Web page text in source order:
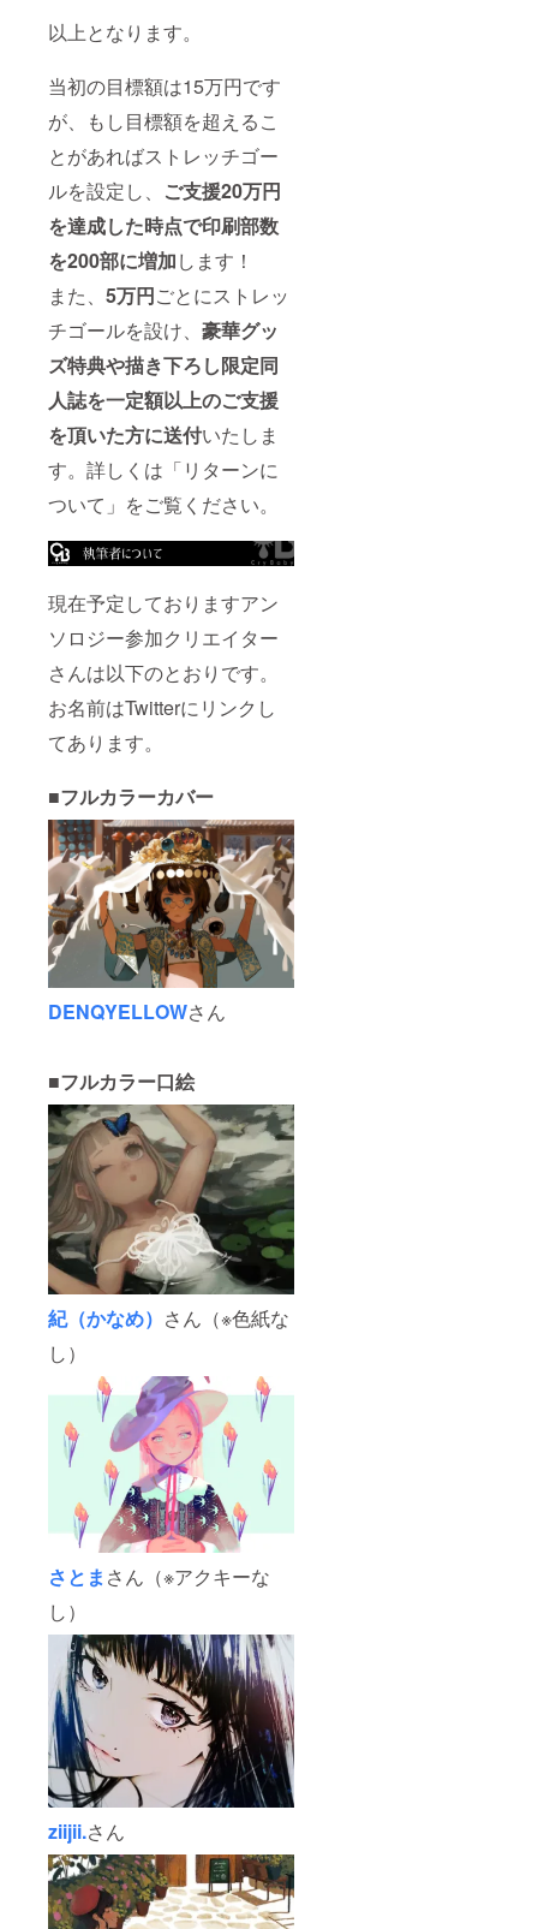
以上となります。
当初の目標額は15万円です
が、もし目標額を超えるこ
とがあればストレッチゴー
ルを設定し、 ご支援20万円
を達成した時点で印刷部数
を200部に増加します！
また、 5万円ごとにストレッ
チゴールを設け、 豪華グッ
ズ特典や描き下ろし限定同
人誌を一定額以上のご支援
を頂いた方に送付いたしま
す。詳しくは「リターンに
ついて」をご覧ください。
現在予定しておりますアン
ソロジー参加クリエイター
さんは以下のとおりです。
お名前はTwitterにリンクし
てあります。
■フルカラーカバー
DENQYELLOWさん
■フルカラー口絵
紀（かなめ） さん（※色紙な
し）
さとま さん（※アクキーな
し）
ziijii.さん